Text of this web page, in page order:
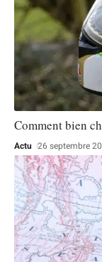
Comment bien
Actu 26 septembre